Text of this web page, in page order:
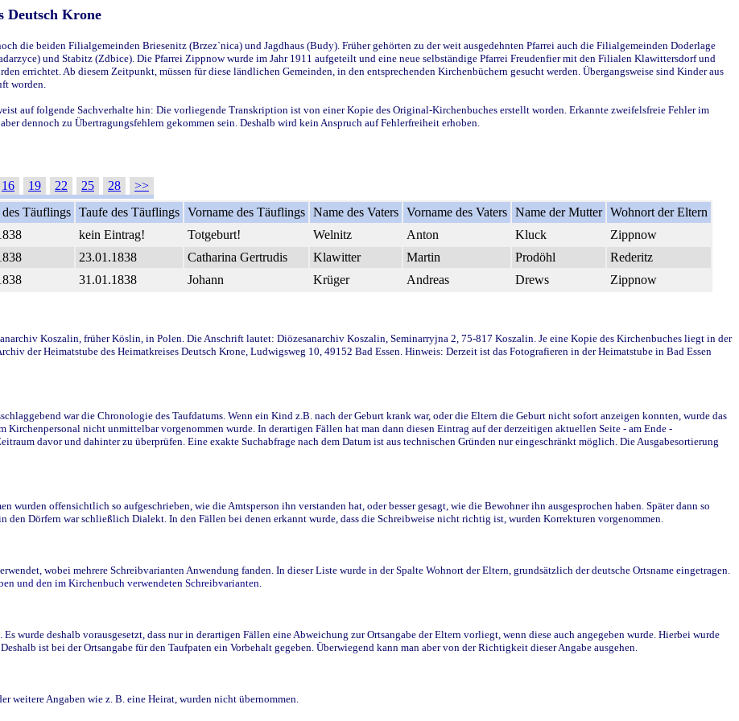
Deutsch Krone
die beiden Filialgemeinden Briesenitz (Brzez`nica) und Jagdhaus (Budy). Früher gehörten zu der weit ausgedehnten Pfarrei auch die Filialgemeinden Doderlage
und Stabitz (Zdbice). Die Pfarrei Zippnow wurde im Jahr 1911 aufgeteilt und eine neue selbständige Pfarrei Freudenfier mit den Filialen Klawittersdorf und
errichtet. Ab diesem Zeitpunkt, müssen für diese ländlichen Gemeinden, in den entsprechenden Kirchenbüchern gesucht werden. Übergangsweise sind Kinder aus
worden.
auf folgende Sachverhalte hin: Die vorliegende Transkription ist von einer Kopie des Original-Kirchenbuches erstellt worden. Erkannte zweifelsfreie Fehler im
dennoch zu Übertragungsfehlern gekommen sein. Deshalb wird kein Anspruch auf Fehlerfreiheit erhoben.
16 19 22 25 28
>>
Täuflings Taufe des Täuflings Vorname des Täuflings Name des Vaters Vorname des Vaters Name der Mutter Wohnort der Eltern
kein Eintrag! Totgeburt! Welnitz Anton Kluck
Zippnow
23.01.1838 Catharina Gertrudis Klawitter Martin Prodöhl
Rederitz
31.01.1838 Johann Krüger Andreas Drews Zippnow
Koszalin, früher Köslin, in Polen. Die Anschrift lautet: Diözesanarchiv Koszalin, Seminarryjna 2, 75-817 Koszalin. Je eine Kopie des Kirchenbuches liegt in der
der Heimatstube des Heimatkreises Deutsch Krone, Ludwigsweg 10, 49152 Bad Essen. Hinweis: Derzeit ist das Fotografieren in der Heimatstube in Bad Essen
war die Chronologie des Taufdatums. Wenn ein Kind z.B. nach der Geburt krank war, oder die Eltern die Geburt nicht sofort anzeigen konnten, wurde das
Kirchenpersonal nicht unmittelbar vorgenommen wurde. In derartigen Fällen hat man dann diesen Eintrag auf der derzeitigen aktuellen Seite - am Ende -
davor und dahinter zu überprüfen. Eine exakte Suchabfrage nach dem Datum ist aus technischen Gründen nur eingeschränkt möglich. Die Ausgabesortierung
wurden offensichtlich so aufgeschrieben, wie die Amtsperson ihn verstanden hat, oder besser gesagt, wie die Bewohner ihn ausgesprochen haben. Später dann so
den Dörfern war schließlich Dialekt. In den Fällen bei denen erkannt wurde, dass die Schreibweise nicht richtig ist, wurden Korrekturen vorgenommen.
wobei mehrere Schreibvarianten Anwendung fanden. In dieser Liste wurde in der Spalte Wohnort der Eltern, grundsätzlich der deutsche Ortsname eingetragen.
und den im Kirchenbuch verwendeten Schreibvarianten.
wurde deshalb vorausgesetzt, dass nur in derartigen Fällen eine Abweichung zur Ortsangabe der Eltern vorliegt, wenn diese auch angegeben wurde. Hierbei wurde
ist bei der Ortsangabe für den Taufpaten ein Vorbehalt gegeben. Überwiegend kann man aber von der Richtigkeit dieser Angabe ausgehen.
weitere Angaben wie z. B. eine Heirat, wurden nicht übernommen.